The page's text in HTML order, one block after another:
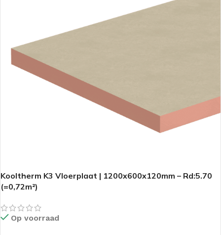
Kooltherm K3 Vloerplaat | 1200x600x120mm – Rd:5.70
(=0,72m²)
Op voorraad